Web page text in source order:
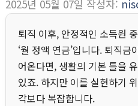
2025년 05월 07일 작성자:
퇴직 이후, 안정적인 소득원
‘월 정액 연금’입니다. 퇴직
어온다면, 생활의 기본 틀을
있죠. 하지만 이를 실현하기
각보다 복잡합니다.